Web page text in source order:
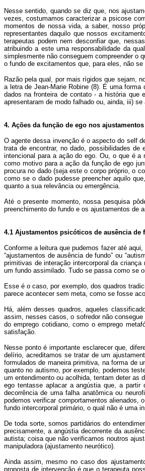
Nesse sentido, quando se diz que, nos
vezes, costumamos caracterizar a psicose
momentos de nossa vida, a saber, nosso
representantes daquilo que nossos
terapeutas podem nem desconfiar que,
atribuindo a este uma responsabilidade da
simplesmente não conseguem compreender o
o fundo de excitamentos que, para eles, não se
Razão pela qual, por mais rígidos que sejam,
a letra de Jean-Marie Robine (8). É uma
dados na fronteira de contato - a história que
apresentaram de modo falhado ou, ainda, iii)
4. Ações da função de ego nos
O agente dessa invenção é o aspecto do self
trata de encontrar, no dado, possibilidades
intencional para a ação do ego. Ou, o que é
como motivo para a ação da função de ego
procura no dado (seja este o corpo próprio, o
como se o dado pudesse preencher aquilo
quanto a sua relevância ou emergência.
Até o presente momento, nossa pesquisa
preenchimento do fundo e os ajustamentos de
4.1 Ajustamentos psicóticos de ausência de
Conforme a leitura que pudemos fazer até
“ajustamentos de ausência de fundo” ou
primitivas de interação intercorporal da
um fundo assimilado. Tudo se passa como se
Esse é o caso, por exemplo, dos quadros
parece acontecer sem meta, como se fosse
Há, além desses quadros, aqueles
assim, nesses casos, o sofredor não
do emprego cotidiano, como o emprego
satisfação.
Nesse ponto é importante esclarecer que,
delírio, acreditamos se tratar de um
formulados de maneira primitiva, na forma de
quanto no autismo, por exemplo, podemos
um entendimento ou acolhida, tentam deter
ego tentasse aplacar a angústia que, a partir
decorrência de uma falha anatômica ou
podemos verificar comportamentos alienados,
fundo intercorporal primário, o qual não é uma
De toda sorte, somos partidários do
precisamente, a angústia decorrente da
autista; coisa que não verificamos noutros
manipuladora (ajustamento neurótico).
Ainda assim, mesmo no caso dos
proposta de intervenção é que o terapeuta